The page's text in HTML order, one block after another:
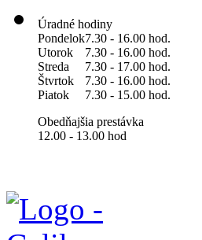
Úradné hodiny
Pondelok7.30 - 16.00 hod.
Utorok
7.30 - 16.00 hod.
Streda
7.30 - 17.00 hod.
Štvrtok
7.30 - 16.00 hod.
Piatok
7.30 - 15.00 hod.
Obedňajšia prestávka
12.00 - 13.00 hod